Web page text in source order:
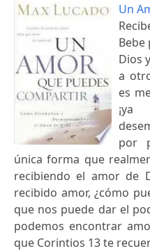
Un
Dios
a
es
¡ya
por
única forma que
recibiendo el amor de
recibido amor, ¿cómo
que nos puede dar el
podemos encontrar
que Corintios 13 te